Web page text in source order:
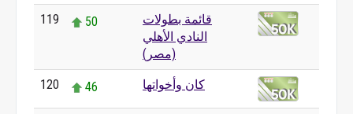
119 50
قائمة بطولات
النادي الأهلي
(مصر)
120 46 كان وأخواتها